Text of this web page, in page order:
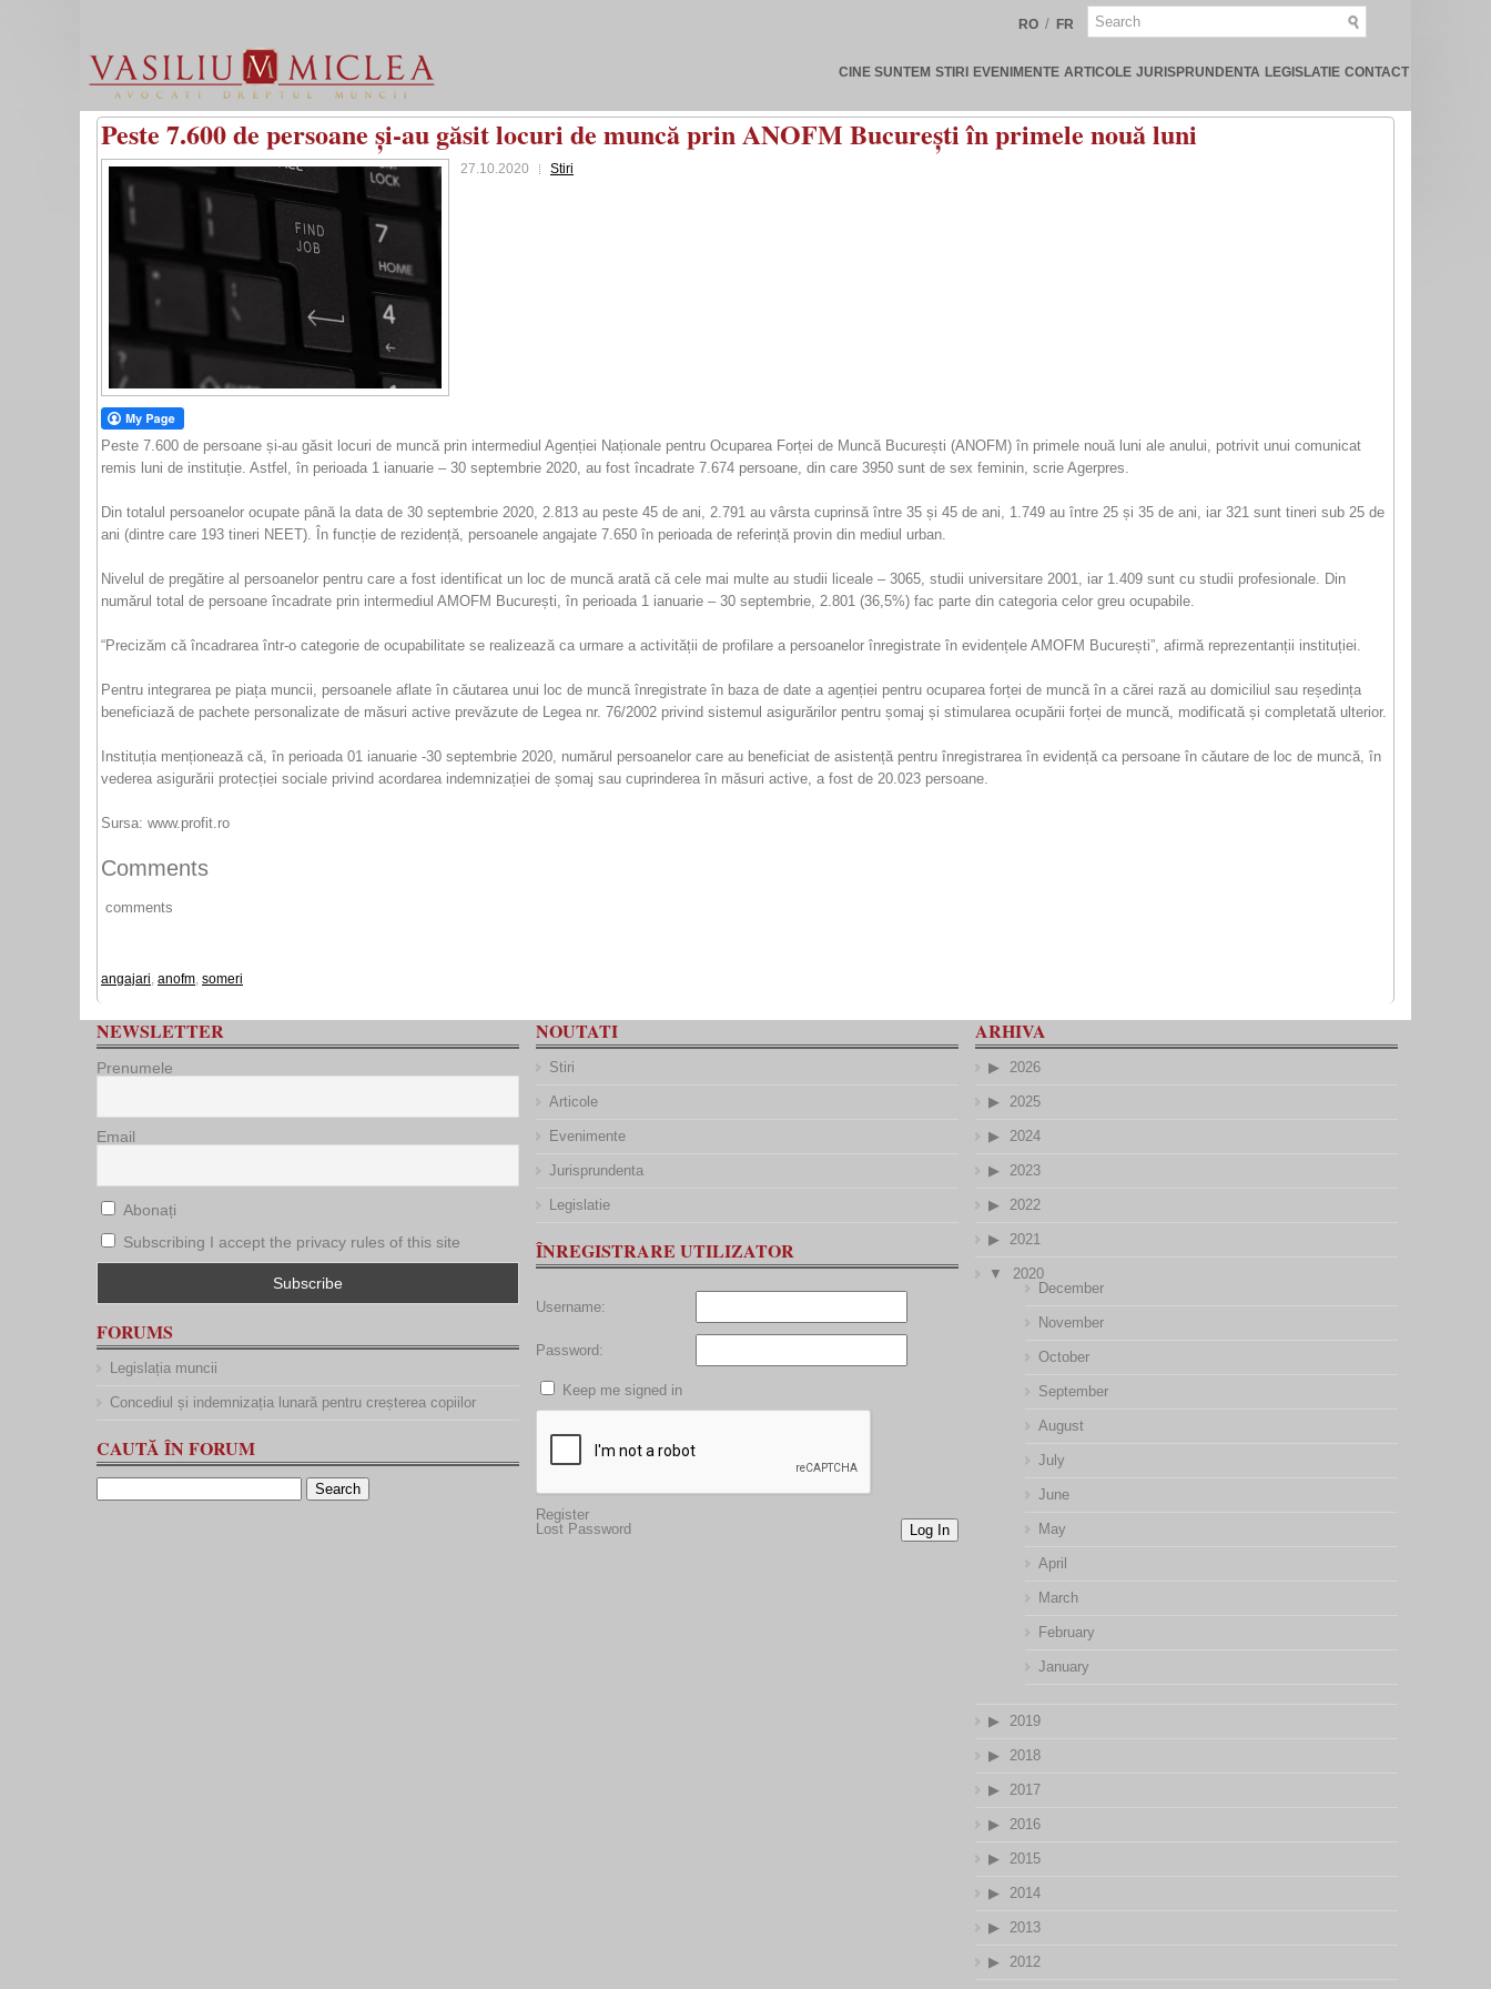
RO / FR
CINE SUNTEM STIRI EVENIMENTE ARTICOLE JURISPRUNDENTA LEGISLATIE CONTACT
Peste 7.600 de persoane și-au găsit locuri de muncă prin ANOFM București în primele nouă luni
27.10.2020 Stiri
Peste 7.600 de persoane și-au găsit locuri de muncă prin intermediul Agenției Naționale pentru Ocuparea Forței de Muncă București (ANOFM) în primele nouă luni ale anului, potrivit unui comunicat
remis luni de instituție. Astfel, în perioada 1 ianuarie – 30 septembrie 2020, au fost încadrate 7.674 persoane, din care 3950 sunt de sex feminin, scrie Agerpres.
Din totalul persoanelor ocupate până la data de 30 septembrie 2020, 2.813 au peste 45 de ani, 2.791 au vârsta cuprinsă între 35 și 45 de ani, 1.749 au între 25 și 35 de ani, iar 321 sunt tineri sub 25 de
ani (dintre care 193 tineri NEET). În funcție de rezidență, persoanele angajate 7.650 în perioada de referință provin din mediul urban.
Nivelul de pregătire al persoanelor pentru care a fost identificat un loc de muncă arată că cele mai multe au studii liceale – 3065, studii universitare 2001, iar 1.409 sunt cu studii profesionale. Din
numărul total de persoane încadrate prin intermediul AMOFM București, în perioada 1 ianuarie – 30 septembrie, 2.801 (36,5%) fac parte din categoria celor greu ocupabile.
“Precizăm că încadrarea într-o categorie de ocupabilitate se realizează ca urmare a activității de profilare a persoanelor înregistrate în evidențele AMOFM București”, afirmă reprezentanții instituției.
Pentru integrarea pe piața muncii, persoanele aflate în căutarea unui loc de muncă înregistrate în baza de date a agenției pentru ocuparea forței de muncă în a cărei rază au domiciliul sau reședința
beneficiază de pachete personalizate de măsuri active prevăzute de Legea nr. 76/2002 privind sistemul asigurărilor pentru șomaj și stimularea ocupării forței de muncă, modificată și completată ulterior.
Instituția menționează că, în perioada 01 ianuarie -30 septembrie 2020, numărul persoanelor care au beneficiat de asistență pentru înregistrarea în evidență ca persoane în căutare de loc de muncă, în
vederea asigurării protecției sociale privind acordarea indemnizației de șomaj sau cuprinderea în măsuri active, a fost de 20.023 persoane.
Sursa: www.profit.ro
Comments
comments
angajari, anofm, someri
NEWSLETTER
Prenumele
Email
Abonați
Subscribing I accept the privacy rules of this site
FORUMS
Legislația muncii
Concediul și indemnizația lunară pentru creșterea copiilor
CAUTĂ ÎN FORUM
NOUTATI
Stiri
Articole
Evenimente
Jurisprundenta
Legislatie
ÎNREGISTRARE UTILIZATOR
Username:
Password:
Keep me signed in
Log In
Register
Lost Password
ARHIVA
2026
2025
2024
2023
2022
2021
2020
December
November
October
September
August
July
June
May
April
March
February
January
2019
2018
2017
2016
2015
2014
2013
2012